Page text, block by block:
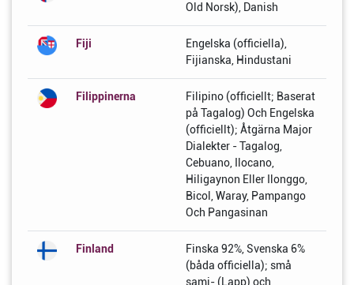
Old Norsk), Danish
Fiji
Engelska (officiella),
Fijianska, Hindustani
Filippinerna
Filipino (officiellt; Baserat
på Tagalog) Och Engelska
(officiellt); Åtgärna Major
Dialekter - Tagalog,
Cebuano, Ilocano,
Hiligaynon Eller Ilonggo,
Bicol, Waray, Pampango
Och Pangasinan
Finland
Finska 92%, Svenska 6%
(båda officiella); små
sami- (Lapp) och